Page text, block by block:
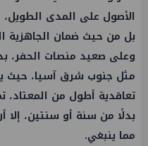
الأصول على المدى
بل من حيث ضمان الجاهزية
وعلى صعيد منصات الحفر،
مثل جنوب شرق آسيا، حيث
تعاقدية أطول من
بدلًا من سنة أو سنتين، إلا
مما ينبغي.